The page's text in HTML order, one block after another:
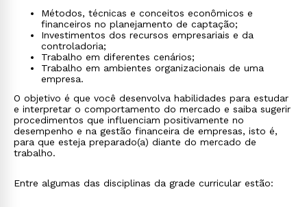
Métodos, técnicas e conceitos econômicos e
financeiros no planejamento de captação;
Investimentos dos recursos empresariais e da
controladoria;
Trabalho em diferentes cenários;
Trabalho em ambientes organizacionais de uma
empresa.
O objetivo é que você desenvolva habilidades para estudar
e interpretar o comportamento do mercado e saiba sugerir
procedimentos que influenciam positivamente no
desempenho e na gestão financeira de empresas, isto é,
para que esteja preparado(a) diante do mercado de
trabalho.
Entre algumas das disciplinas da grade curricular estão: